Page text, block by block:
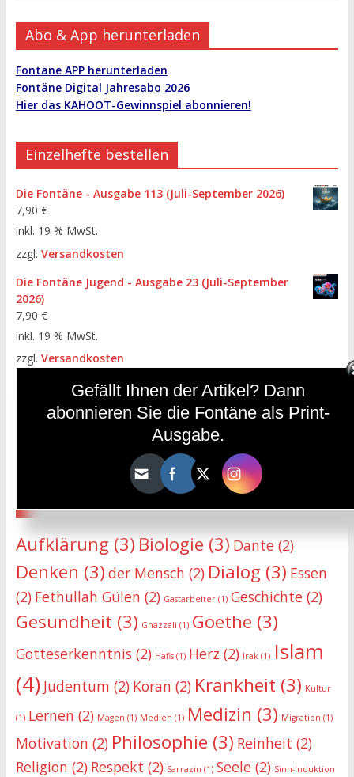
Abo & App herunterladen
Fontäne APP herunterladen
Fontäne Digital Jahresabo 2026
Hier das KAHOOT-Gewinnspiel abonnieren!
Einzelhefte bestellen
Die Fontäne - Ausgabe 113 (Juli-September 2026)
7,90 €
inkl. 19 % MwSt.
zzgl. Versandkosten
Die Fontäne Jugend - Ausgabe 23 (Juli-September
2026)
7,90 €
inkl. 19 % MwSt.
zzgl. Versandkosten
Die Fontäne - Ausgabe 112 (April-Juni 2026)
Aufklärung (3) Biologie (3) Dante(2)
Denken (3) der Mensch (2) Dialog (3) Essen
(2) Fethullah Gülen (2) Gastarbeiter(1) Geschichte(2)
Gesundheit (3) Ghazzali (1) Goethe (3)
Gotteserkenntnis (2) Hafis(1) Herz (2) Irak(1) Islam
(4) Judentum (2) Koran (2) Krankheit (3) Kultur
(1) Lernen (2) Magen (1) Medien (1) Medizin (3) Migration (1)
Motivation (2) Philosophie (3) Reinheit (2)
Religion (2) Respekt (2) Sarrazin (1) Seele(2) Sinn-Induktion
Gefällt Ihnen der Artikel? Dann
abonnieren Sie die Fontäne als Print-
Ausgabe.